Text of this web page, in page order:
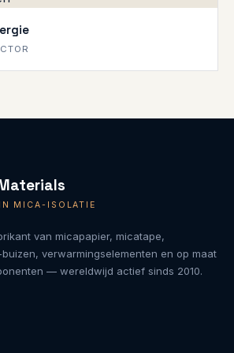
MICA-ISOLATIE
van micapapier, micatape,
verwarmingselementen en op maat
— wereldwijd actief sinds 2010.